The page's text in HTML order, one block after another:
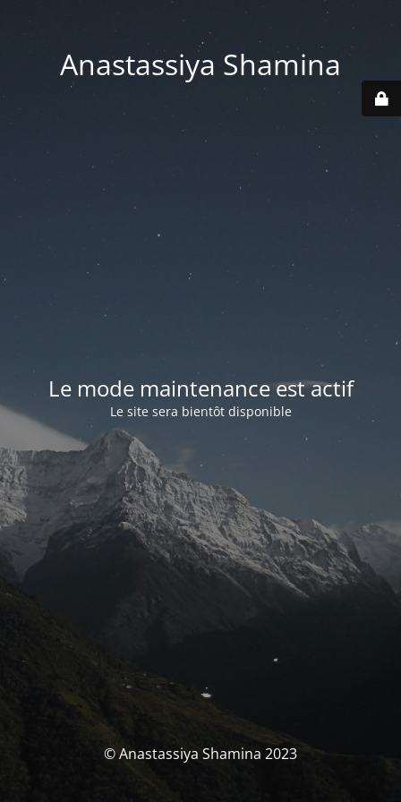
Anastassiya Shamina
Le mode maintenance est actif
Le site sera bientôt disponible
© Anastassiya Shamina 2023